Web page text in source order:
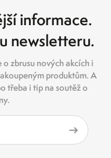
informace.
newsletteru.
zbrusu nových akcích i
produktům. A
třeba i tip na soutěž o